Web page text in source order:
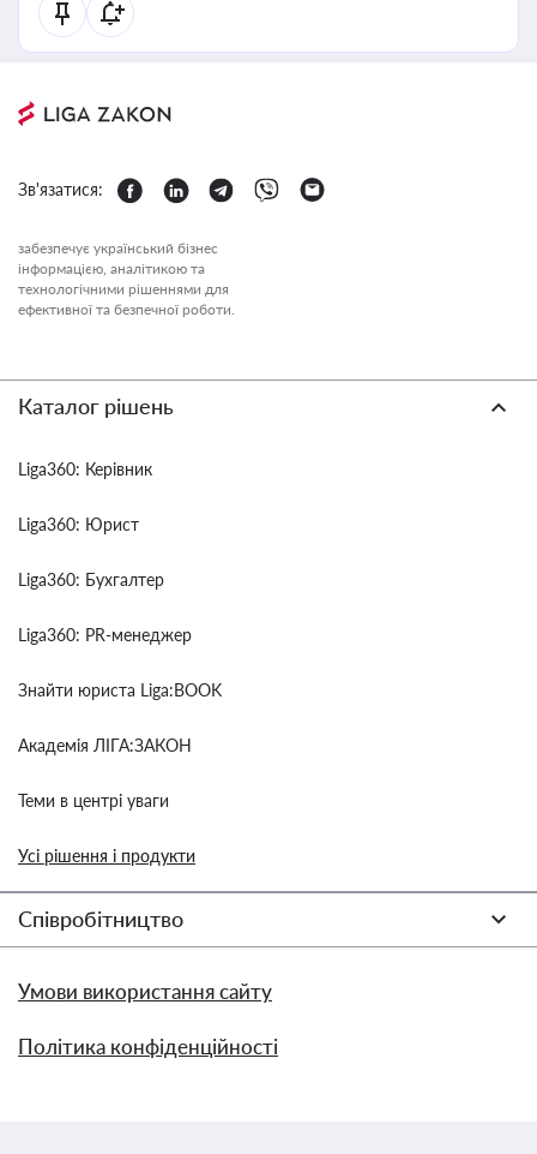
Зв'язатися:
забезпечує український бізнес
інформацією, аналітикою та
технологічними рішеннями для
ефективної та безпечної роботи.
Каталог рішень
Liga360: Керівник
Liga360: Юрист
Liga360: Бухгалтер
Liga360: PR-менеджер
Знайти юриста Liga:BOOK
Академія ЛІГА:ЗАКОН
Теми в центрі уваги
Усі рішення і продукти
Співробітництво
Умови використання сайту
Політика конфіденційності